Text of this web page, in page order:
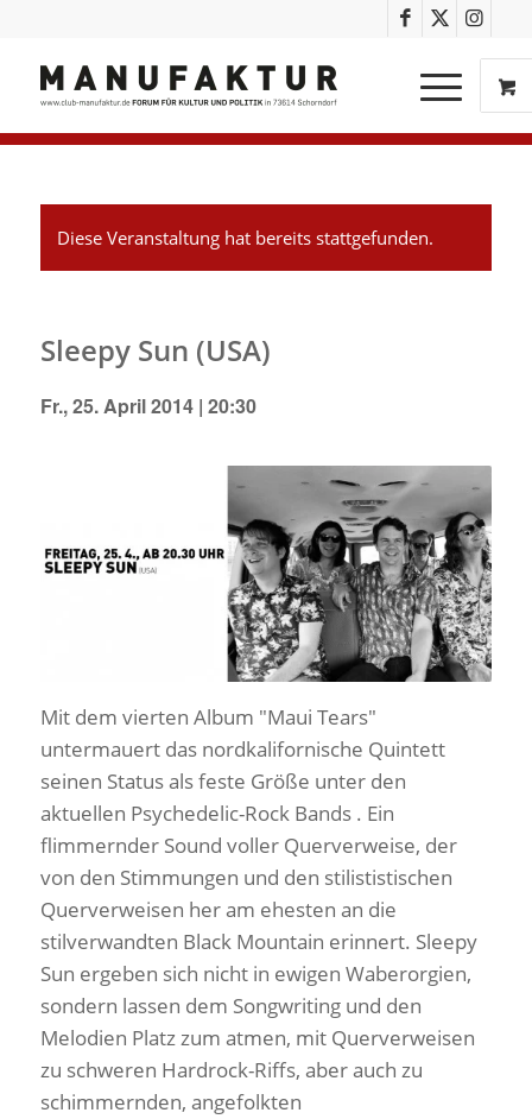
Diese Veranstaltung hat bereits stattgefunden.
Sleepy Sun (USA)
Fr., 25. April 2014 | 20:30
Mit dem vierten Album "Maui Tears"
untermauert das nordkalifornische Quintett
seinen Status als feste Größe unter den
aktuellen Psychedelic-Rock Bands . Ein
flimmernder Sound voller Querverweise, der
von den Stimmungen und den stilististischen
Querverweisen her am ehesten an die
stilverwandten Black Mountain erinnert. Sleepy
Sun ergeben sich nicht in ewigen Waberorgien,
sondern lassen dem Songwriting und den
Melodien Platz zum atmen, mit Querverweisen
zu schweren Hardrock-Riffs, aber auch zu
schimmernden, angefolkten